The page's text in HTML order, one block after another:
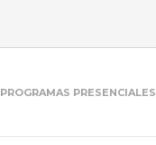
PROGRAMAS PRESENCIALES